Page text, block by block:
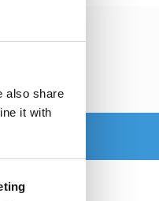
also share
it with